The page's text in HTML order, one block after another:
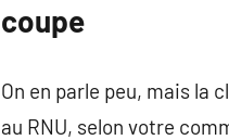
coupe
On en parle peu, mais la
au RNU, selon votre